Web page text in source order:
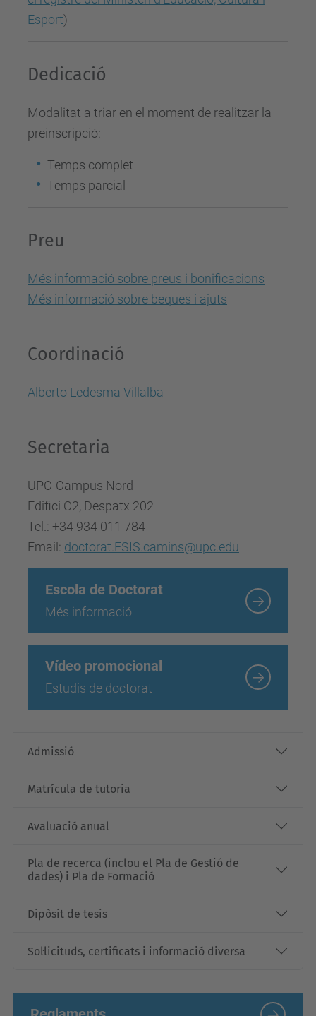
Esport)
Dedicació
Modalitat a triar en el moment de realitzar la
preinscripció:
Temps complet
Temps parcial
Preu
Més informació sobre preus i bonificacions
Més informació sobre beques i ajuts
Coordinació
Alberto Ledesma Villalba
Secretaria
UPC-Campus Nord
Edifici C2, Despatx 202
Tel.: +34 934 011 784
Email: doctorat.ESIS.camins@upc.edu
Escola de Doctorat
Més informació
Vídeo promocional
Estudis de doctorat
Admissió
Matrícula de tutoria
Avaluació anual
Pla de recerca (inclou el Pla de Gestió de
dades) i Pla de Formació
Dipòsit de tesis
Sol·licituds, certificats i informació diversa